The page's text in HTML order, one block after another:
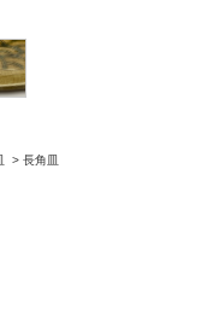
> 長角皿